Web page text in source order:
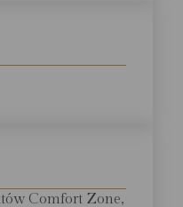
Comfort Zone,